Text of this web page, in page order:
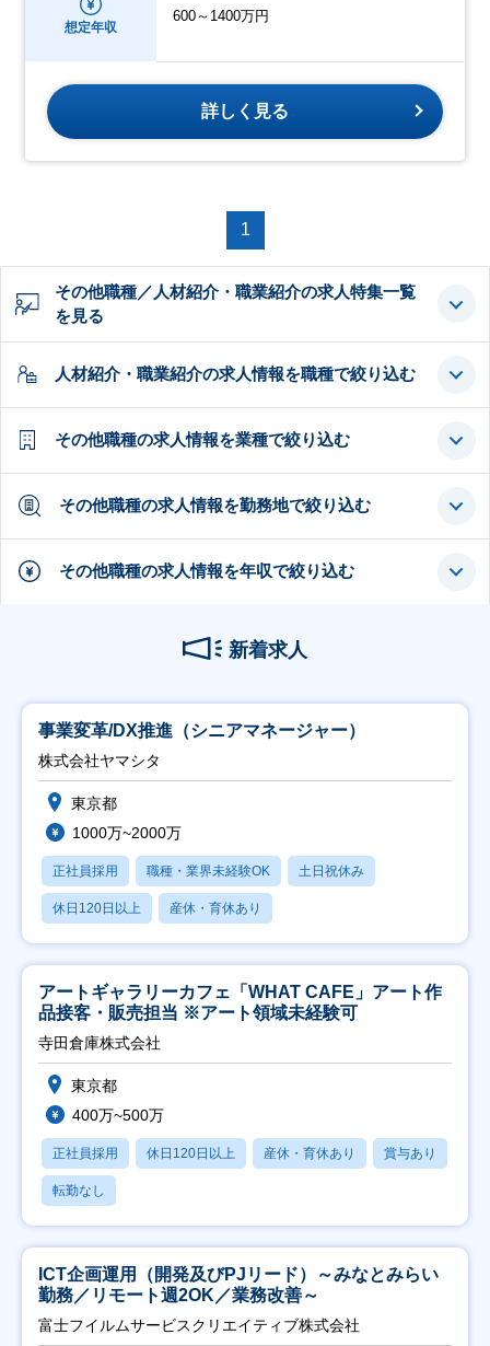
想定年収
600～1400万円
詳しく見る
1
その他職種／人材紹介・職業紹介の求人特集一覧
を見る
人材紹介・職業紹介の求人情報を職種で絞り込む
その他職種の求人情報を業種で絞り込む
その他職種の求人情報を勤務地で絞り込む
その他職種の求人情報を年収で絞り込む
新着求人
事業変革/DX推進（シニアマネージャー）
株式会社ヤマシタ
東京都
1000万~2000万
正社員採用 職種・業界未経験OK 土日祝休み
休日120日以上 産休・育休あり
アートギャラリーカフェ「WHAT CAFE」アート作
品接客・販売担当 ※アート領域未経験可
寺田倉庫株式会社
東京都
400万~500万
正社員採用 休日120日以上 産休・育休あり 賞与あり
転勤なし
ICT企画運用（開発及びPJリード）～みなとみらい
勤務／リモート週2OK／業務改善～
富士フイルムサービスクリエイティブ株式会社